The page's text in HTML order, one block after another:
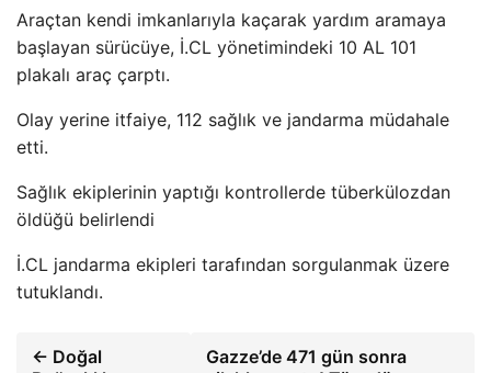
Araçtan kendi imkanlarıyla kaçarak yardım aramaya
başlayan sürücüye, İ.CL yönetimindeki 10 AL 101
plakalı araç çarptı.
Olay yerine itfaiye, 112 sağlık ve jandarma müdahale
etti.
Sağlık ekiplerinin yaptığı kontrollerde tüberkülozdan
öldüğü belirlendi
İ.CL jandarma ekipleri tarafından sorgulanmak üzere
tutuklandı.
← Doğal
Gazze’de 471 gün sonra